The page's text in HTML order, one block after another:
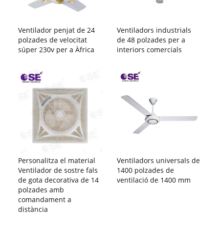
Ventilador penjat de 24
polzades de velocitat
súper 230v per a Àfrica
Ventiladors industrials
de 48 polzades per a
interiors comercials
Personalitza el material
Ventilador de sostre fals
de gota decorativa de 14
polzades amb
comandament a
distància
Ventiladors universals de
1400 polzades de
ventilació de 1400 mm